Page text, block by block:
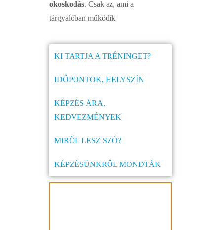
okoskodás. Csak az, ami a
tárgyalóban működik
KI TARTJA A TRÉNINGET?
IDŐPONTOK, HELYSZÍN
KÉPZÉS ÁRA,
KEDVEZMÉNYEK
MIRŐL LESZ SZÓ?
KÉPZÉSÜNKRŐL MONDTÁK